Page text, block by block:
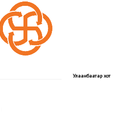
Улаанбаатар хот